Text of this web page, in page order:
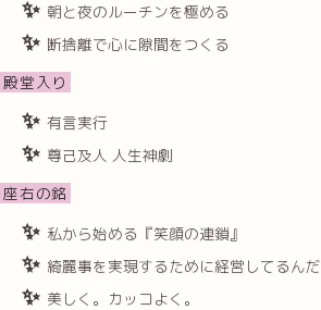
朝と夜のルーチンを極める
断捨離で心に隙間をつくる
殿堂入り
有言実行
尊己及人 人生神劇
座右の銘
私から始める『笑顔の連鎖』
綺麗事を実現するために経営してるんだ
美しく。カッコよく。